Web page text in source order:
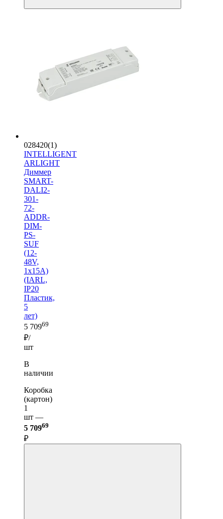
028420(1)
INTELLIGENT
ARLIGHT
Диммер
SMART-
DALI2-
301-
72-
ADDR-
DIM-
PS-
SUF
(12-
48V,
1x15A)
(IARL,
IP20
Пластик,
5
лет)
5 70969
₽/
шт
В
наличии
Коробка
(картон)
1
шт —
5 70969
₽